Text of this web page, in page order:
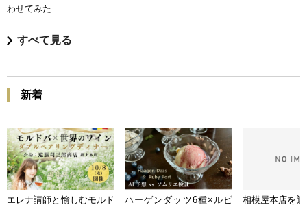
わせてみた
すべて見る
新着
エレナ講師と愉しむモルド
ハーゲンダッツ6種×ルビ
相模屋本店を